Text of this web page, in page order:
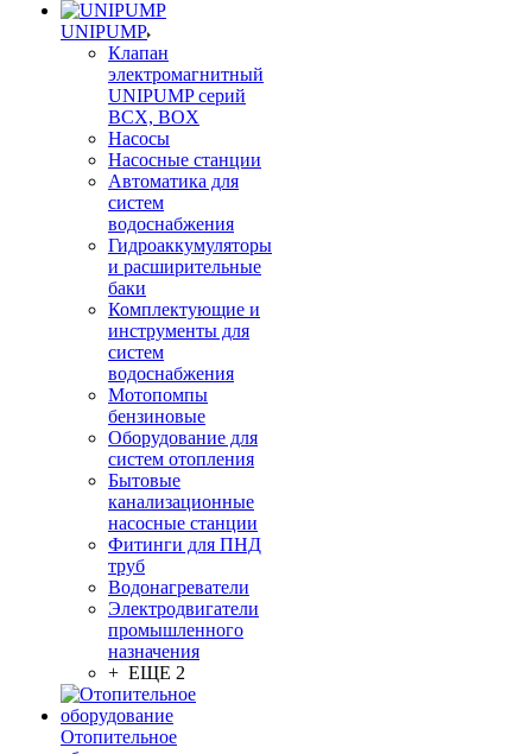
UNIPUMP
Клапан
электромагнитный
UNIPUMP серий
BCX, BOX
Насосы
Насосные станции
Автоматика для
систем
водоснабжения
Гидроаккумуляторы
и расширительные
баки
Комплектующие и
инструменты для
систем
водоснабжения
Мотопомпы
бензиновые
Оборудование для
систем отопления
Бытовые
канализационные
насосные станции
Фитинги для ПНД
труб
Водонагреватели
Электродвигатели
промышленного
назначения
+ ЕЩЕ 2
Отопительное